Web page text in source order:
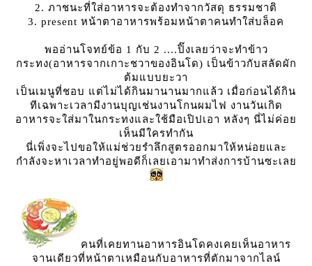
2. ภาชนะที่ใส่อาหารจะต้องทำจากวัสดุ ธรรมชาติ
3. present หน้าตาอาหารพร้อมหน้าตาคนทำใส่บล็อค
พออ่านโจทย์ข้อ 1 กับ 2 ....ปิ๊งเลยว่าจะทำข้าว
กระทง(อาหารจากเกาะชวาของอินโด) เป็นข้าวกับสลัดผัก
ต้มแบบยะวา
เป็นเมนูที่ชอบ แต่ไม่ได้กินมานานมากแล้ว เมื่อก่อนได้กิน
ทีเฉพาะเวลามีงานบุญเช่นงานโกนผมไฟ งานวันเกิด
อาหารจะใส่มาในกระทงและใช้มือเปิปเอา หลังๆ นี่ไม่ค่อ
เห็นมีใครทำกัน
นี่เพิ่งจะไปขอให้แม่ช่วยรำลึกสูตรออกมาให้หน่อยและ
กำลังจะหาเวลาทำอยู่พอดีก็เลยเอามาทำส่งการบ้านซะเล
คนที่เคยทานอาหารอินโดคงเคยเห็นอาหาร
จานเดียวที่หน้าตาเหมือนกับอาหารที่ตักมาจากไลน์